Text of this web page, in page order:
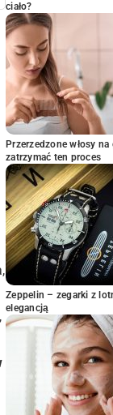
,
ciało?
Przerzedzone włosy
zatrzymać ten proces
Zeppelin – zegarki z
elegancją